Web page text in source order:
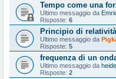
Tempo come una
Ultimo messaggio da
Risposte: 6
Principio di
Ultimo messaggio da
Risposte: 5
frequenza di un
Ultimo messaggio da
Risposte: 2